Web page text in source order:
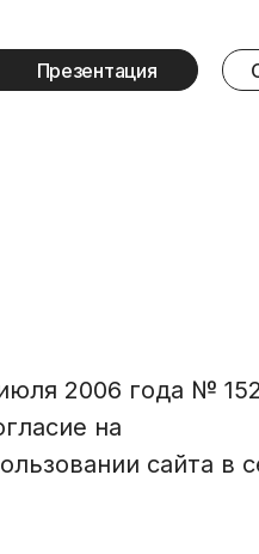
Презентация
2006 года №
на
сайта в